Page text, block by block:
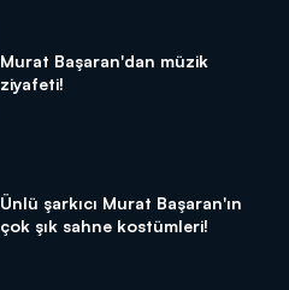
Murat Başaran'dan müzik
ziyafeti!
Ünlü şarkıcı Murat Başaran'ın
çok şık sahne kostümleri!